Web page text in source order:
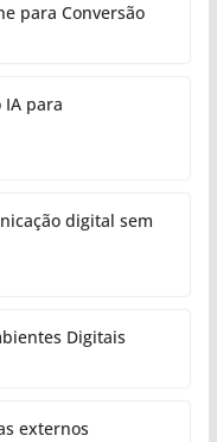
para Conversão
IA para
digital sem
Digitais
externos